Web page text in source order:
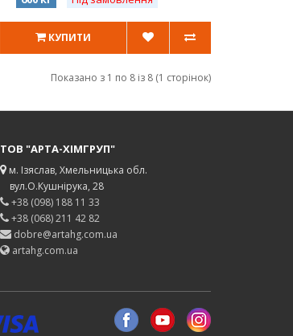
КУПИТИ
Показано з 1 по 8 із 8 (1 сторінок)
ТОВ "АРТА-ХІМГРУП"
м. Ізяслав, Хмельницька обл.
вул.О.Кушнірука, 28
+38 (098) 188 11 33
+38 (068) 211 42 82
dobre@artahg.com.ua
artahg.com.ua
Ми у FacebookМи у YoutubeМи у Instagram